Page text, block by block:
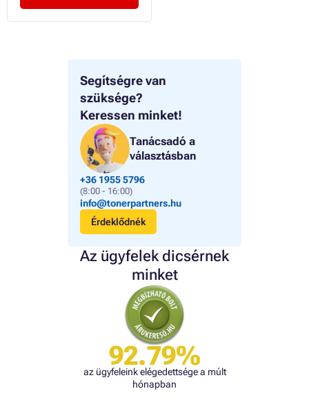
Segítségre van
szüksége?
Keressen minket!
Tanácsadó a
választásban
+36 1955 5796
(8:00 - 16:00)
info@tonerpartners.hu
Érdeklődnék
Az ügyfelek dicsérnek
minket
92.79%
az ügyfeleink elégedettsége a múlt
hónapban